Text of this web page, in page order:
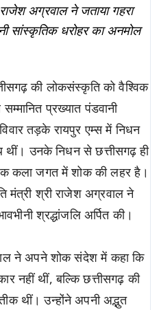
अग्रवाल ने जताया गहरा
सांस्कृतिक धरोहर का अनमोल
की लोकसंस्कृति को वैश्विक
प्रख्यात पंडवानी
तड़के रायपुर एम्स में निधन
उनके निधन से छत्तीसगढ़ ही
कला जगत में शोक की लहर है।
श्री राजेश अग्रवाल ने
श्रद्धांजलि अर्पित की।
ने अपने शोक संदेश में कहा कि
नहीं थीं, बल्कि छत्तीसगढ़ की
थीं। उन्होंने अपनी अद्भुत